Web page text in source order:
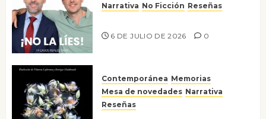
Narrativa No Ficción Reseñas
6 DE JULIO DE 2026 0
Contemporánea Memorias
Mesa de novedades Narrativa
Reseñas